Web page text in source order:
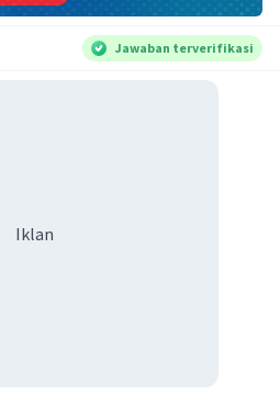
Jawaban terverifikasi
Iklan